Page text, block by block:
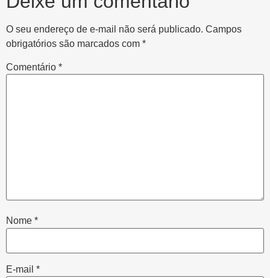
O seu endereço de e-mail não será publicado. Campos
obrigatórios são marcados com *
Comentário *
Nome *
E-mail *